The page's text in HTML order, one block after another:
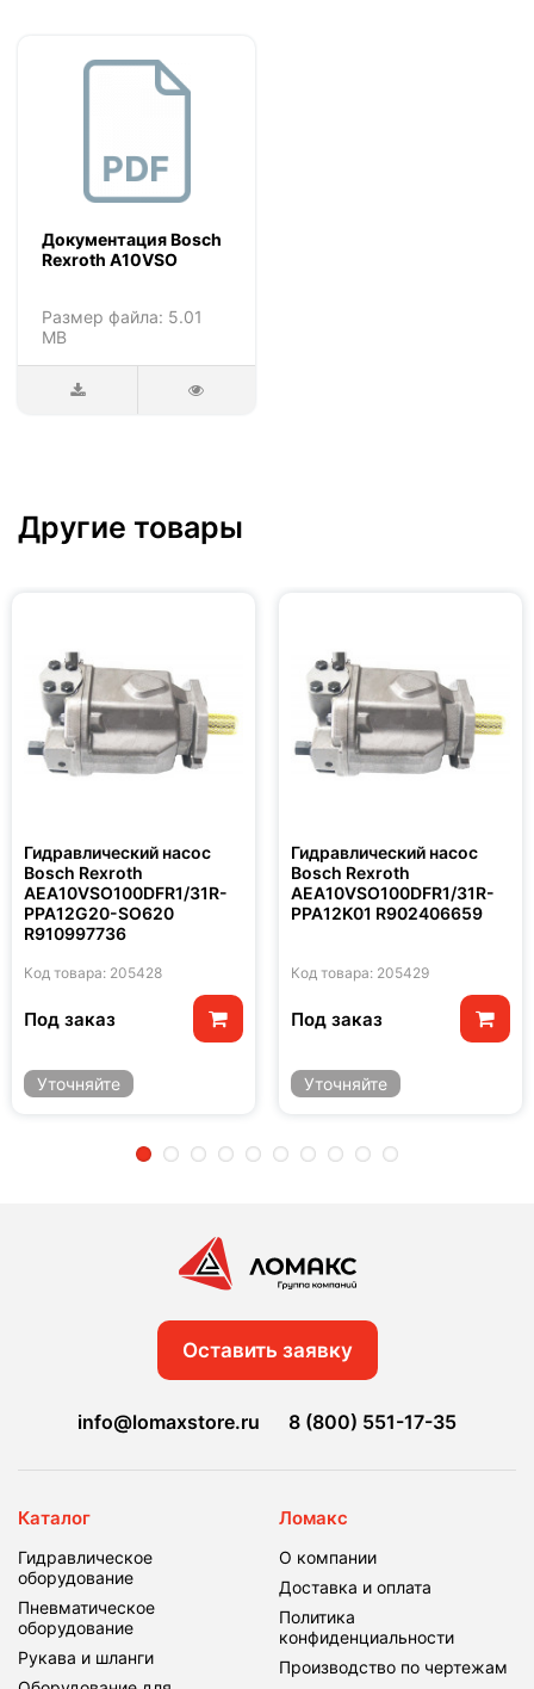
Документация Bosch
Rexroth A10VSO
Размер файла: 5.01
MB
Другие товары
Гидравлический насос
Bosch Rexroth
AEA10VSO100DFR1/31R-
PPA12G20-SO620
R910997736
Код товара: 205428
Под заказ
Уточняйте
Гидравлический насос
Bosch Rexroth
AEA10VSO100DFR1/31R-
PPA12K01 R902406659
Код товара: 205429
Под заказ
Уточняйте
Оставить заявку
info@lomaxstore.ru 8 (800) 551-17-35
Каталог
Гидравлическое
оборудование
Пневматическое
оборудование
Рукава и шланги
Ломакс
О компании
Доставка и оплата
Политика
конфиденциальности
Производство по чертежам